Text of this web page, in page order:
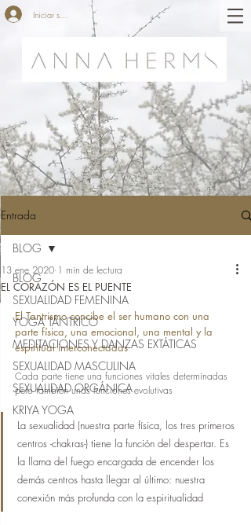
Iniciar sesión
Entrada
BLOG
SEXUALIDAD FEMENINA
YOGA TÁNTRICO
MEDITACIONES Y DANZAS EXTÁTICAS
SEXUALIDAD MASCULINA
SEXUALIDAD ORGÁNICA
KRIYA YOGA
BLOG
EL CORAZÓN ES EL PUENTE
13 ene 2020 1 min de lectura
El Tantrismo concibe el ser humano con una
parte física, una emocional, una mental y la
espiritual interconectadas
Cada parte tiene una funciones vitales determinadas
pero también unas funciones evolutivas
La sexualidad (nuestra parte física, los tres primeros
centros -chakras-) tiene la función del despertar. Es
la llama del fuego encargada de encender los
demás centros hasta llegar al último: nuestra
conexión más profunda con la espiritualidad